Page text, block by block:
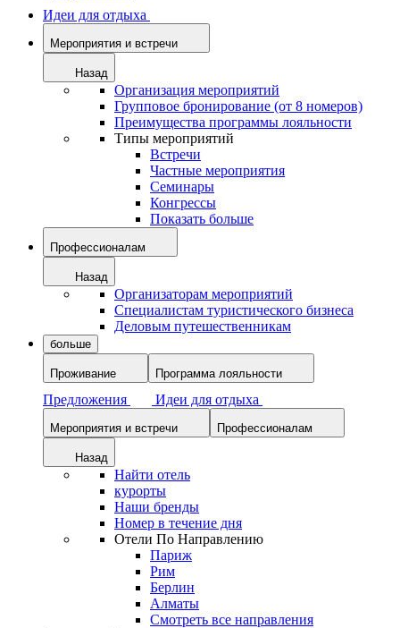
Идеи для отдыха
Мероприятия и встречи
Назад
Организация мероприятий
Групповое бронирование (от 8 номеров)
Преимущества программы лояльности
Типы мероприятий
Встречи
Частные мероприятия
Семинары
Конгрессы
Показать больше
Профессионалам
Назад
Организаторам мероприятий
Специалистам туристического бизнеса
Деловым путешественникам
больше
Проживание Программа лояльности
Предложения Идеи для отдыха
Мероприятия и встречи Профессионалам
Назад
Найти отель
курорты
Наши бренды
Номер в течение дня
Отели По Направлению
Париж
Рим
Берлин
Алматы
Смотреть все направления